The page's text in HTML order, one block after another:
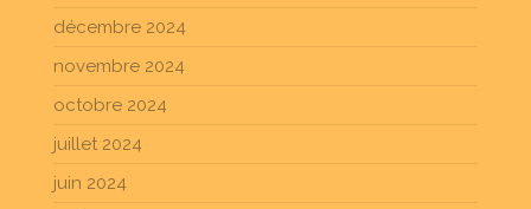
décembre 2024
novembre 2024
octobre 2024
juillet 2024
juin 2024